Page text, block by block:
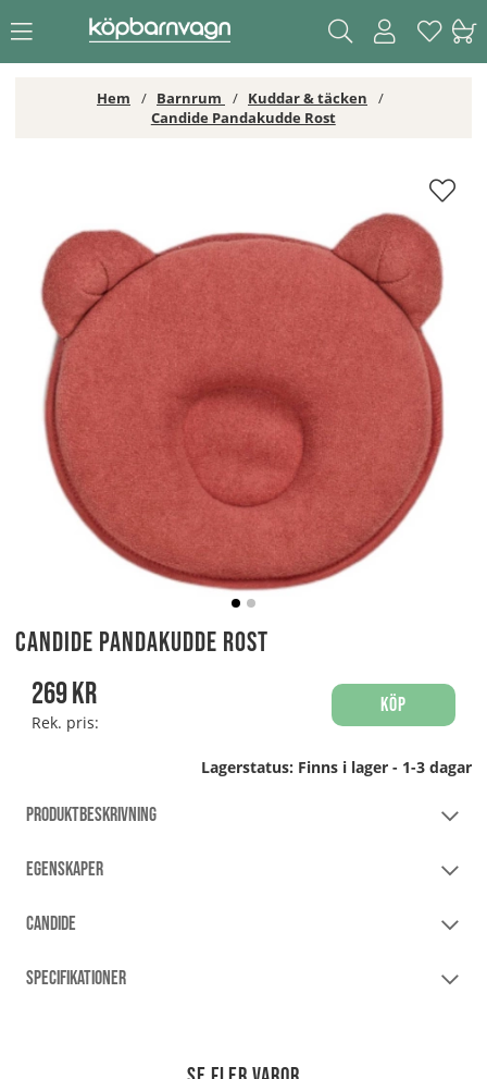
Hem Barnrum
Kuddar & täcken
Candide Pandakudde Rost
Candide Pandakudde Rost
269kr
Rek. pris:
Köp
Lagerstatus: Finns i lager - 1-3 dagar
PRODUKTBESKRIVNING
EGENSKAPER
CANDIDE
SPECIFIKATIONER